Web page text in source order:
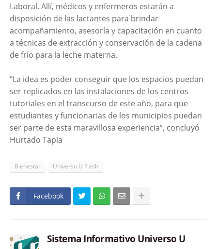
Laboral. Allí, médicos y enfermeros estarán a
disposición de las lactantes para brindar
acompañamiento, asesoría y capacitación en cuanto
a técnicas de extracción y conservación de la cadena
de frío para la leche materna.
“La idea es poder conseguir que los espacios puedan
ser replicados en las instalaciones de los centros
tutoriales en el transcurso de este año, para que
estudiantes y funcionarias de los municipios puedan
ser parte de esta maravillosa experiencia”, concluyó
Hurtado Tapia
Bienestar Universo U Flash
Facebook
Sistema Informativo Universo U